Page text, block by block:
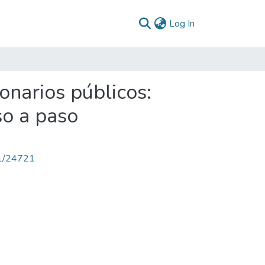
Log In
públicos:
a paso
24721